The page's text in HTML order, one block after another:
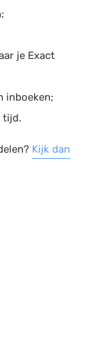
je Exact
inboeken;
tijd.
Kijk dan